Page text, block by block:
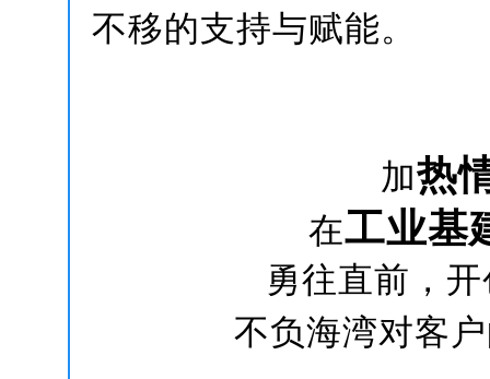
不移的支持与赋能。
加热
在工业基
勇往直前，
不负海湾对客